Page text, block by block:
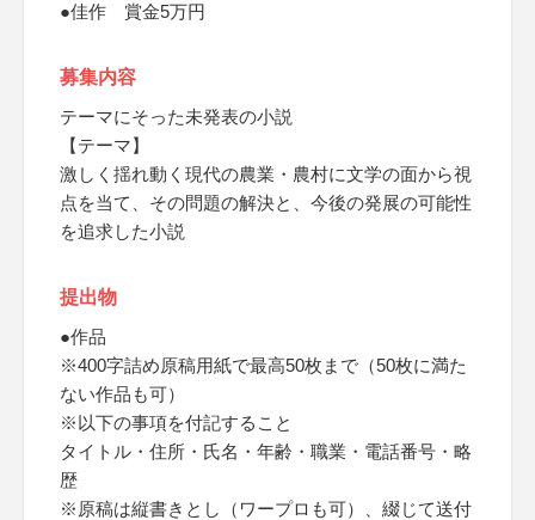
●佳作 賞金5万円
募集内容
テーマにそった未発表の小説
【テーマ】
激しく揺れ動く現代の農業・農村に文学の面から視
点を当て、その問題の解決と、今後の発展の可能性
を追求した小説
提出物
●作品
※400字詰め原稿用紙で最高50枚まで（50枚に満た
ない作品も可）
※以下の事項を付記すること
タイトル・住所・氏名・年齢・職業・電話番号・略
歴
※原稿は縦書きとし（ワープロも可）、綴じて送付